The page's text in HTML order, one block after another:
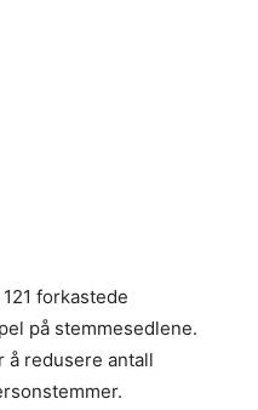
forkastede
på stemmesedlene.
å redusere antall